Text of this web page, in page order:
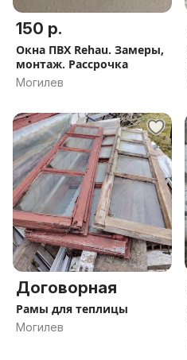
150 р.
Окна ПВХ Rehau. Замеры,
монтаж. Рассрочка
Могилев
Договорная
Рамы для теплицы
Могилев